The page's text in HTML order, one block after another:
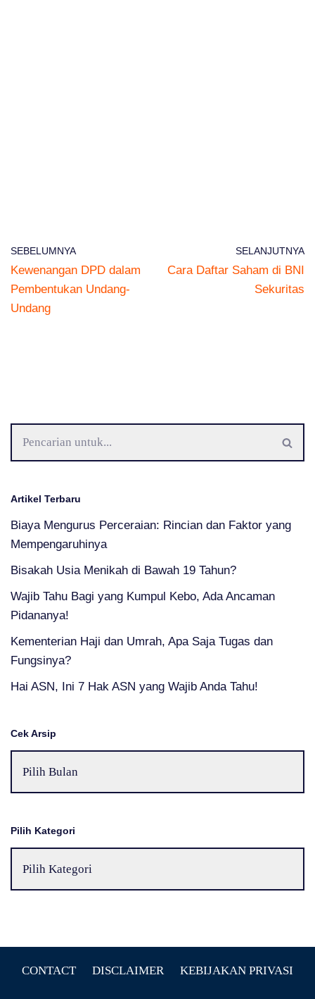
SEBELUMNYA
Kewenangan DPD dalam
Pembentukan Undang-
Undang
SELANJUTNYA
Cara Daftar Saham di BNI
Sekuritas
Artikel Terbaru
Biaya Mengurus Perceraian: Rincian dan Faktor yang
Mempengaruhinya
Bisakah Usia Menikah di Bawah 19 Tahun?
Wajib Tahu Bagi yang Kumpul Kebo, Ada Ancaman
Pidananya!
Kementerian Haji dan Umrah, Apa Saja Tugas dan
Fungsinya?
Hai ASN, Ini 7 Hak ASN yang Wajib Anda Tahu!
Cek Arsip
Pilih Kategori
CONTACT DISCLAIMER KEBIJAKAN PRIVASI